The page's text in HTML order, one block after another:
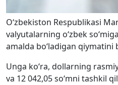
O‘zbekiston Respublikasi
valyutalarning o‘zbek
amalda bo‘ladigan qiymatini
Unga ko‘ra, dollarning
va 12 042,05 so‘mni tashkil